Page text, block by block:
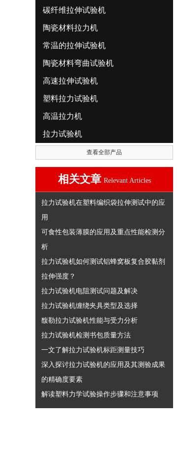
碳纤维拉伸试验机
陶瓷材料拉力机
常温的拉伸试验机
陶瓷材料弯曲试验机
高速拉伸试验机
塑料拉力试验机
高温拉力机
拉力试验机
查看全部产品
相关文章 Relevant Articles
拉力试验机在塑料编织袋拉伸测试中的应
用
可食性包装薄膜的应用及重点性能检测分
析
拉力试验机如何测试铝蜂窝板复合胶黏剂
拉伸强度？
拉力试验机电阻测试问题及解决
拉力试验机缠绕夹具类型及选择
馥勒拉力试验机性能与受力分析
拉力试验机检测书包质量方法
一文了解拉力试验机标距测量技巧
深入探讨拉力试验机的应用及其测验成果
的精确度要素
解读塑料力学试验操作步骤和注意事项